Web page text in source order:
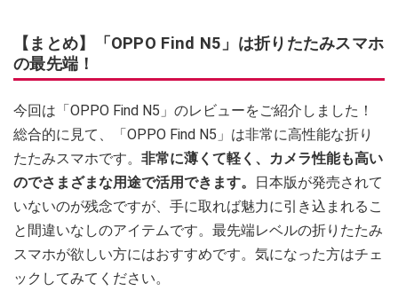
【まとめ】「OPPO Find N5」は折りたたみスマホ
の最先端！
今回は「OPPO Find N5」のレビューをご紹介しました！
総合的に見て、「OPPO Find N5」は非常に高性能な折り
たたみスマホです。 非常に薄くて軽く、カメラ性能も高い
のでさまざまな用途で活用できます。
日本版が発売されて
いないのが残念ですが、手に取れば魅力に引き込まれるこ
と間違いなしのアイテムです。最先端レベルの折りたたみ
スマホが欲しい方にはおすすめです。気になった方はチェ
ックしてみてください。